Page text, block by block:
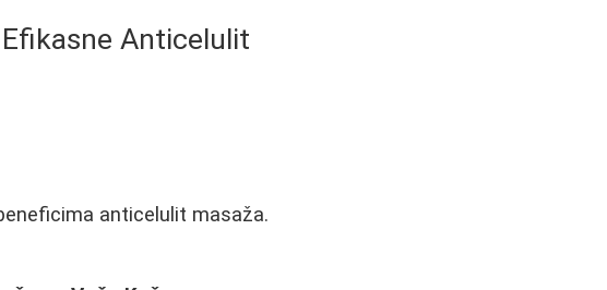
Anticelulit
anticelulit masaža.